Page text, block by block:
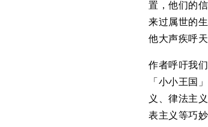
置，他们的
来过属世的
他大声疾呼
作者呼吁我
「小小王国
义、律法主
表主义等巧